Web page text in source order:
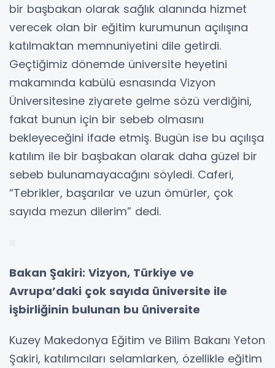
bir başbakan olarak sağlık alanında hizmet
verecek olan bir eğitim kurumunun açılışına
katılmaktan memnuniyetini dile getirdi.
Geçtiğimiz dönemde üniversite heyetini
makamında kabülü esnasında Vizyon
Üniversitesine ziyarete gelme sözü verdiğini,
fakat bunun için bir sebeb olmasını
bekleyeceğini ifade etmiş. Bugün ise bu açılışa
katılım ile bir başbakan olarak daha güzel bir
sebeb bulunamayacağını söyledi. Caferi,
“Tebrikler, başarılar ve uzun ömürler, çok
sayıda mezun dilerim” dedi.
Bakan Şakiri: Vizyon, Türkiye ve
Avrupa’daki çok sayıda üniversite ile
işbirliğinin bulunan bu üniversite
Kuzey Makedonya Eğitim ve Bilim Bakanı Yeton
Şakiri, katılımcıları selamlarken, özellikle eğitim